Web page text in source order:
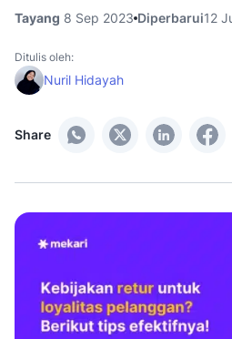
Tayang 8 Sep 2023 Diperbarui12
Share
Ditulis oleh:
Nuril Hidayah